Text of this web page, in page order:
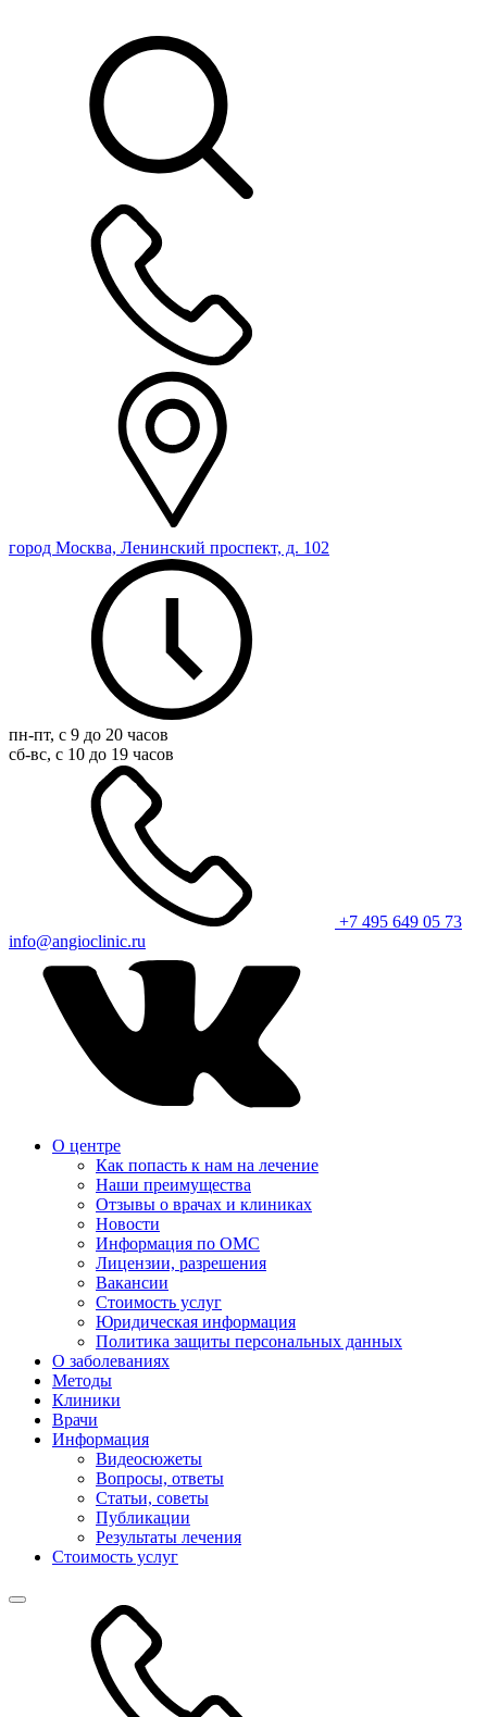
город Москва, Ленинский проспект, д. 102
пн-пт, с 9 до 20 часов
сб-вс, с 10 до 19 часов
+7 495 649 05 73
info@angioclinic.ru
О центре
Как попасть к нам на лечение
Наши преимущества
Отзывы о врачах и клиниках
Новости
Информация по ОМС
Лицензии, разрешения
Вакансии
Стоимость услуг
Юридическая информация
Политика защиты персональных данных
О заболеваниях
Методы
Клиники
Врачи
Информация
Видеосюжеты
Вопросы, ответы
Статьи, советы
Публикации
Результаты лечения
Стоимость услуг